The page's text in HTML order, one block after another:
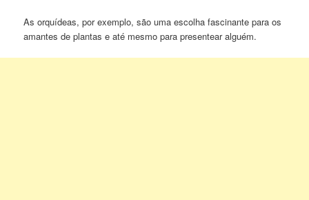
As orquídeas, por exemplo, são uma escolha fascinante para os
amantes de plantas e até mesmo para presentear alguém.